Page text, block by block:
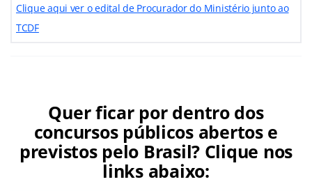
Clique aqui ver o edital de Procurador do Ministério junto ao
TCDF
Quer ficar por dentro dos
concursos públicos abertos e
previstos pelo Brasil? Clique nos
links abaixo: